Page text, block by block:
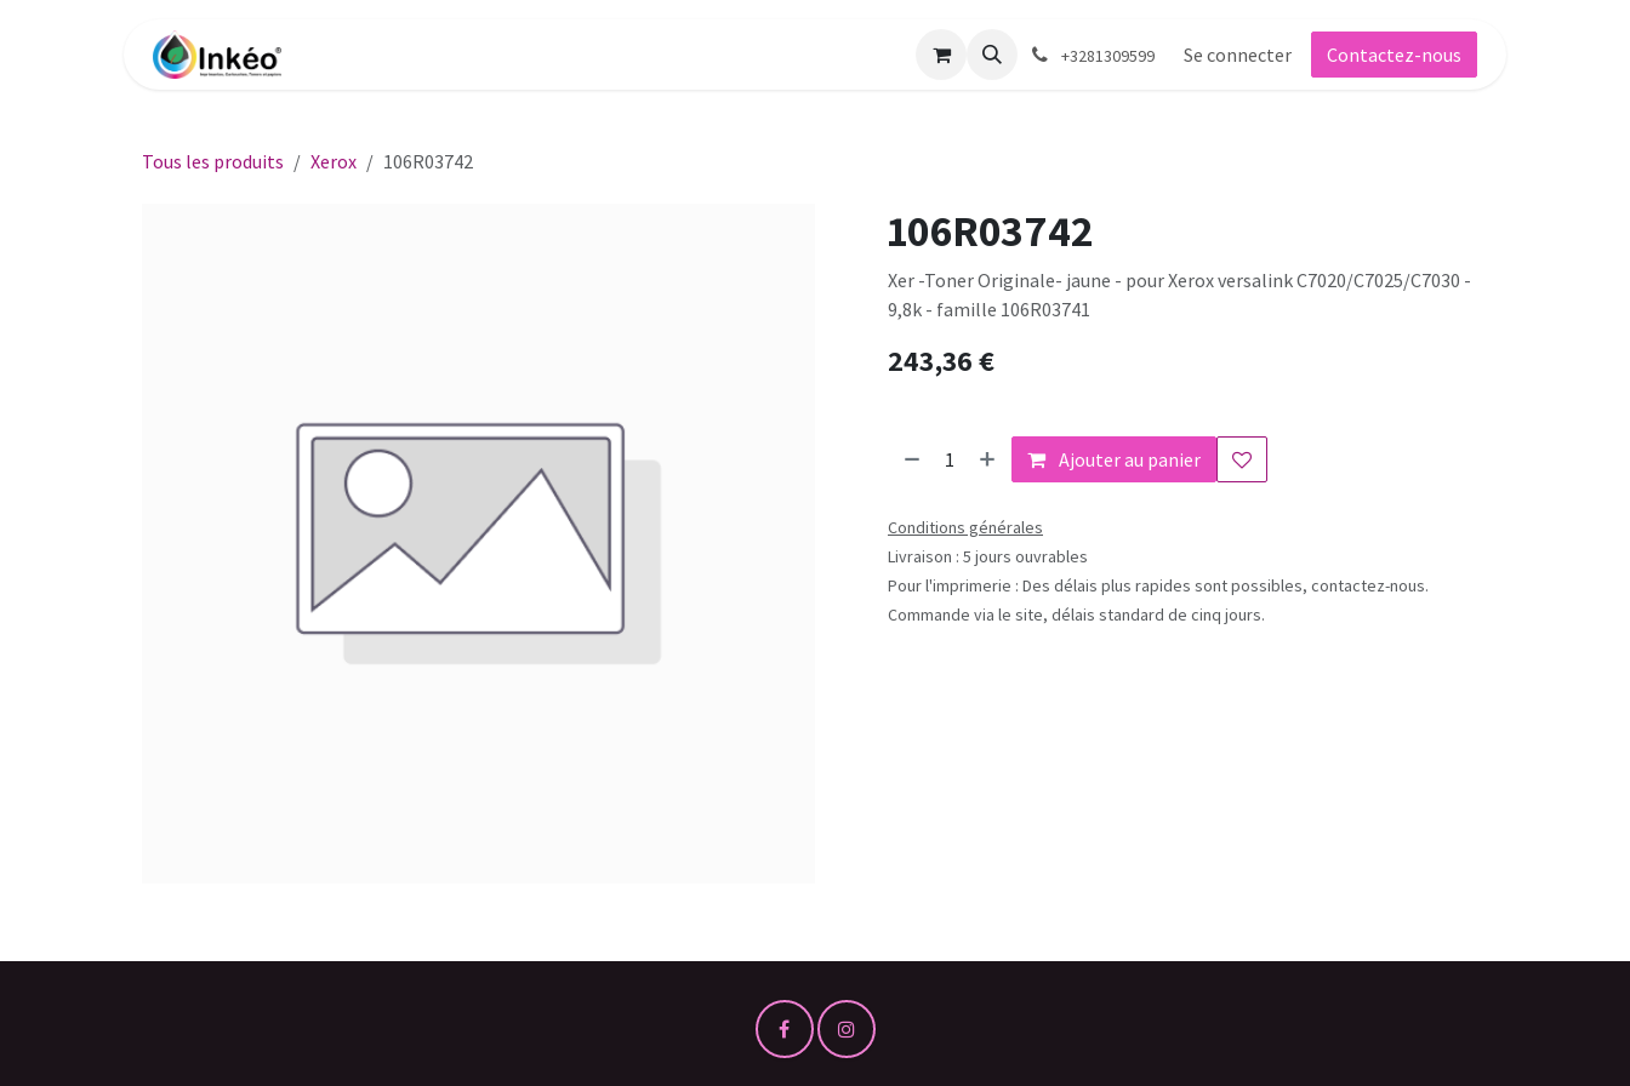
+3281309599 Se connecter Contactez-nous
Tous les produits Xerox 106R03742
106R03742
Xer -Toner Originale- jaune - pour Xerox versalink C7020/C7025/C7030 -
9,8k - famille 106R03741
243,36€
Ajouter au panier
Conditions générales
Livraison : 5 jours ouvrables
Pour l'imprimerie : Des délais plus rapides sont possibles, contactez-nous.
Commande via le site, délais standard de cinq jours.